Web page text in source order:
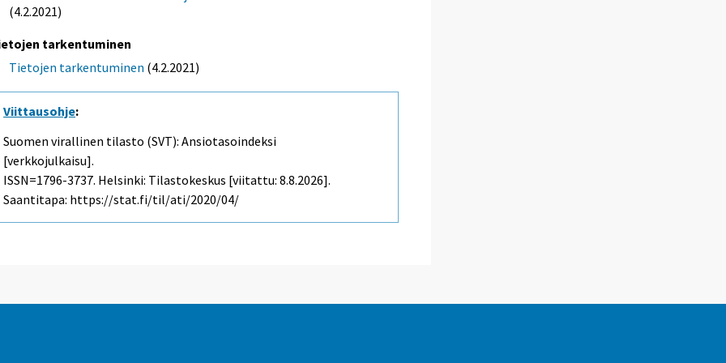
(4.2.2021)
tarkentuminen
Tietojen tarkentuminen (4.2.2021)
Viittausohje:
Suomen virallinen tilasto (SVT): Ansiotasoindeksi
[verkkojulkaisu].
ISSN=1796-3737. Helsinki: Tilastokeskus [viitattu: 8.8.2026].
Saantitapa: https://stat.fi/til/ati/2020/04/